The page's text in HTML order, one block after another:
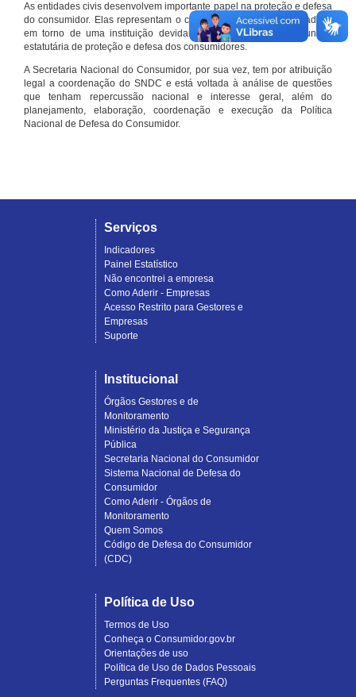
As entidades civis desenvolvem importante papel na proteção e defesa
do consumidor. Elas representam o conjunto organizado de cidadãos
em torno de uma instituição devidamente registrada e com função
estatutária de proteção e defesa dos consumidores.
A Secretaria Nacional do Consumidor, por sua vez, tem por atribuição
legal a coordenação do SNDC e está voltada à análise de questões
que tenham repercussão nacional e interesse geral, além do
planejamento, elaboração, coordenação e execução da Política
Nacional de Defesa do Consumidor.
Serviços
Indicadores
Painel Estatístico
Não encontrei a empresa
Como Aderir - Empresas
Acesso Restrito para Gestores e
Empresas
Suporte
Institucional
Órgãos Gestores e de
Monitoramento
Ministério da Justiça e Segurança
Pública
Secretaria Nacional do Consumidor
Sistema Nacional de Defesa do
Consumidor
Como Aderir - Órgãos de
Monitoramento
Quem Somos
Código de Defesa do Consumidor
(CDC)
Política de Uso
Termos de Uso
Conheça o Consumidor.gov.br
Orientações de uso
Política de Uso de Dados Pessoais
Perguntas Frequentes (FAQ)